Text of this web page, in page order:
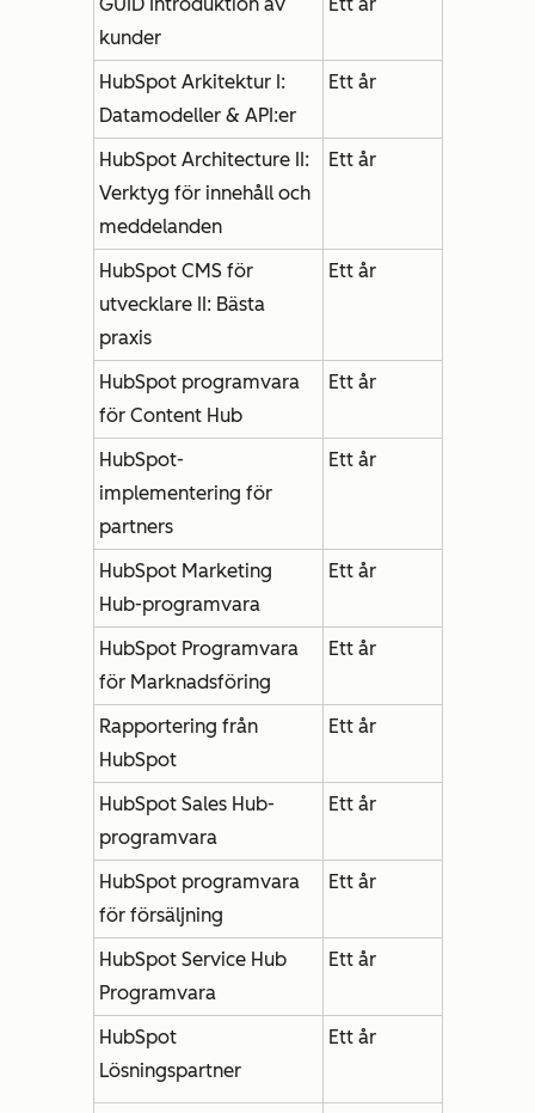
kunder
HubSpot Arkitektur I:
Datamodeller & API:er
Ett år
HubSpot Architecture II:
Verktyg för innehåll och
meddelanden
Ett år
HubSpot CMS för
utvecklare II: Bästa
praxis
Ett år
HubSpot programvara
för Content Hub
Ett år
HubSpot-
implementering för
partners
Ett år
HubSpot Marketing
Hub-programvara
Ett år
HubSpot Programvara
för Marknadsföring
Ett år
Rapportering från
HubSpot
Ett år
HubSpot Sales Hub-
programvara
Ett år
HubSpot programvara
för försäljning
Ett år
HubSpot Service Hub
Programvara
Ett år
HubSpot
Lösningspartner
Ett år